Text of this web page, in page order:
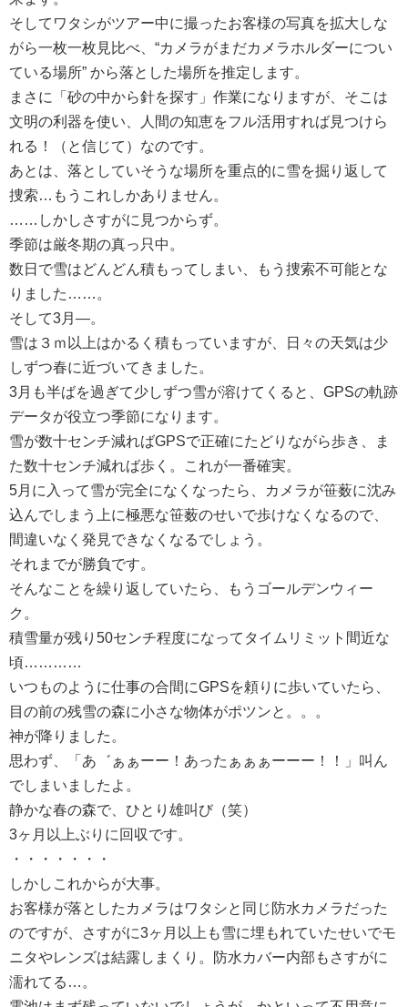
そしてワタシがツアー中に撮ったお客様の写真を拡大しな
がら一枚一枚見比べ、“カメラがまだカメラホルダーについ
ている場所” から落とした場所を推定します。
まさに「砂の中から針を探す」作業になりますが、そこは
文明の利器を使い、人間の知恵をフル活用すれば見つけら
れる！（と信じて）なのです。
あとは、落としていそうな場所を重点的に雪を掘り返して
捜索…もうこれしかありません。
……しかしさすがに見つからず。
季節は厳冬期の真っ只中。
数日で雪はどんどん積もってしまい、もう捜索不可能とな
りました……。
そして3月―。
雪は３ｍ以上はかるく積もっていますが、日々の天気は少
しずつ春に近づいてきました。
3月も半ばを過ぎて少しずつ雪が溶けてくると、GPSの軌跡
データが役立つ季節になります。
雪が数十センチ減ればGPSで正確にたどりながら歩き、ま
た数十センチ減れば歩く。これが一番確実。
5月に入って雪が完全になくなったら、カメラが笹薮に沈み
込んでしまう上に極悪な笹薮のせいで歩けなくなるので、
間違いなく発見できなくなるでしょう。
それまでが勝負です。
そんなことを繰り返していたら、もうゴールデンウィー
ク。
積雪量が残り50センチ程度になってタイムリミット間近な
頃…………
いつものように仕事の合間にGPSを頼りに歩いていたら、
目の前の残雪の森に小さな物体がポツンと。。。
神が降りました。
思わず、「あ゛ぁぁーー！あったぁぁぁーーー！！」叫ん
でしまいましたよ。
静かな春の森で、ひとり雄叫び（笑）
3ヶ月以上ぶりに回収です。
・・・・・・・
しかしこれからが大事。
お客様が落としたカメラはワタシと同じ防水カメラだった
のですが、さすがに3ヶ月以上も雪に埋もれていたせいでモ
ニタやレンズは結露しまくり。防水カバー内部もさすがに
濡れてる…。